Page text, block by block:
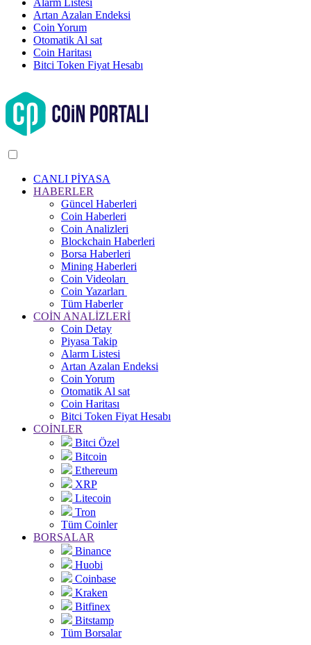
Alarm Listesi
Artan Azalan Endeksi
Coin Yorum
Otomatik Al sat
Coin Haritası
Bitci Token Fiyat Hesabı
CANLI PİYASA
HABERLER
Güncel Haberleri
Coin Haberleri
Coin Analizleri
Blockchain Haberleri
Borsa Haberleri
Mining Haberleri
Coin Videoları
Coin Yazarları
Tüm Haberler
COİN ANALİZLERİ
Coin Detay
Piyasa Takip
Alarm Listesi
Artan Azalan Endeksi
Coin Yorum
Otomatik Al sat
Coin Haritası
Bitci Token Fiyat Hesabı
COİNLER
Bitci Özel
Bitcoin
Ethereum
XRP
Litecoin
Tron
Tüm Coinler
BORSALAR
Binance
Huobi
Coinbase
Kraken
Bitfinex
Bitstamp
Tüm Borsalar